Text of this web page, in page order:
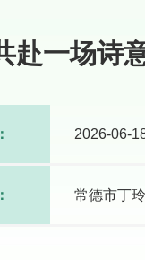
赴一场诗
2026-06-
常德市丁